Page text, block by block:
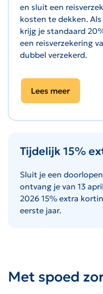
en sluit een
kosten te dekken.
krijg je standaard
een reisverzekering
dubbel verzekerd.
Lees meer
Tijdelijk 15%
Sluit je een
ontvang je van 13
2026 15% extra
eerste jaar.
Met spoed